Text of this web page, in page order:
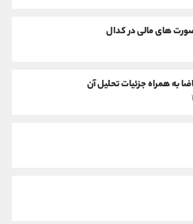
های مالی در کدال
به همراه جزئیات تحلیل آن